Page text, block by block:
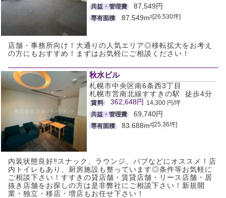
共益・管理費
87,549円
専有面積 87.549m²[26.530坪]
店舗・事務所向け！大通りの人気エリア◎移転拡大をお考え
の方にもおすすめ！まずはお気軽にご相談ください！
秋水ビル
札幌市中央区南6条西3丁目
札幌市営南北線すすきの駅 徒歩4分
賃料 362,648円 14,300 円/坪
共益・管理費
69,740円
専有面積 83.688m²[25.36坪]
内装状態良好‼スナック、ラウンジ、パブなどにオススメ！店
内トイレもあり、厨房施設も整っています◎条件等お気軽に
ご相談下さい！すすきの貸店舗・賃貸店舗・リース店舗・居
抜き店舗をお探しの方は是非弊社にご相談下さい！新規開
業・独立・移店・増店もお任せ下さい！